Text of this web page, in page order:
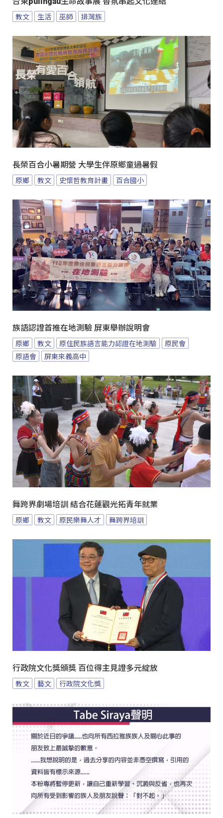
教文 生活 巫師 排灣族
長榮百合小暑期營 大學生伴原鄉童過暑假
原鄉 教文 史懷哲教育計畫 百合國小
族語認證首推在地測驗 屏東舉辦說明會
原鄉 教文 原住民族語言能力認證在地測驗
原民會
原語會
屏東來義高中
舞跨界劇場培訓 結合花蓮觀光拓青年就業
原鄉 教文 原民樂舞人才 舞跨界培訓
行政院文化獎頒獎 百位得主見證多元綻放
教文 藝文 行政院文化獎